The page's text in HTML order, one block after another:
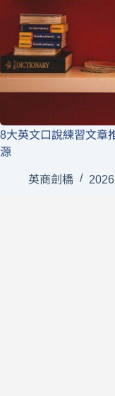
8大英文口說練習文章
源
英商劍橋